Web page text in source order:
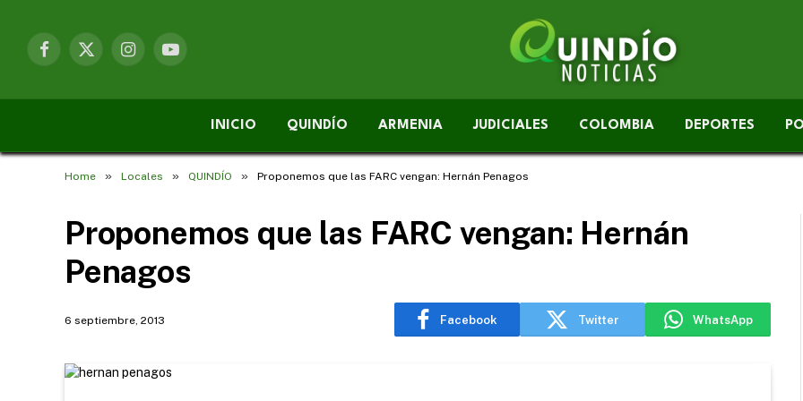
Facebook
X
InstagramYouTube
INICIO QUINDÍO ARMENIA JUDICIALES COLOMBIA DEPORTES
Home » Locales » QUINDÍO » Proponemos que las FARC vengan: Hernán Penagos
Proponemos que las FARC vengan: Hernán
Penagos
6 septiembre, 2013 Facebook Twitter WhatsApp